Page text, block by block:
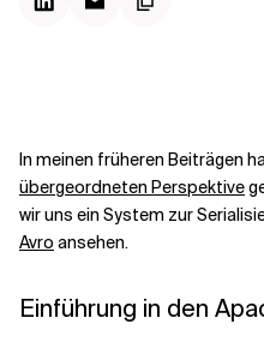
In meinen früheren Beiträgen
übergeordneten Perspektive
wir uns ein System zur
Avro ansehen.
Einführung in den